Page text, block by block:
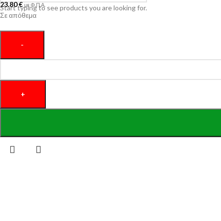
Start typing to see products you are looking for.
23.80€ με Φ.Π.Α.
Σε απόθεμα